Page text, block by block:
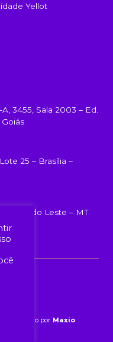
Yellot
3455, Sala 2003 – Ed.
25 – Brasília –
do Leste – MT.
Produzido por Maxio